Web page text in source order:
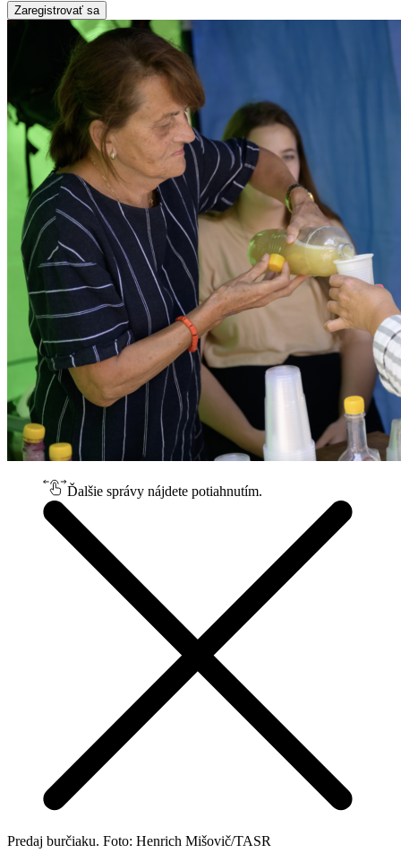
Zaregistrovať sa
Ďalšie správy nájdete potiahnutím.
Predaj burčiaku. Foto: Henrich Mišovič/TASR